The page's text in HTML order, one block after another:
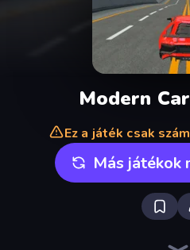
Modern
Ez a játék csak
Más játékok